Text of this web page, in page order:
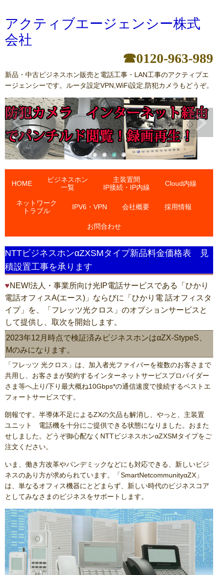
アクティブエージェンシー株式
会社
☎0120-963-989
新品・中古ビジネスホン販売と電話工事・LAN工事のアクティブエ
ージェンシーです。ルータ設定VPN,WiFi設定,防犯カメラもどうぞ。
HOME
ビジネスホン
一覧
主装置間
IP接続・IP内線
Cloud内線
ネットワーク
トラブル
IPV6・VPN 会社概要 採用情報
お問合わせ
NTTビジネスホンαZXSMタイプ新品料金価格表 見
積設置工事を承ります
NEW!法人・事業所向け光IP電話サービスである「ひかり
電話オフィスA(エース)」ならびに「ひかり電 話オフィスタ
イプ」を、「フレッツ光クロス」のオプションサービスと
して提供し、取次を開始します。
2023年12月時点で検証済みビジネスホンはαZX-StypeS、
Mのみになります。
「フレッツ 光クロス」は、加入者光ファイバーを複数のお客さまで
共用し、お客さまが契約するインターネットサービスプロバイダー
さま等へ上り/下り最大概ね10Gbps*の通信速度で接続するベストエ
フォートサービスです。
朗報です。半導体不足によるZXの欠品も解消し、やっと、主装置
ユニット 電話機を十分にご提供できる状態になりました。おまた
せしました。どうぞ御心配なくNTTビジネスホンαZXSMタイプをご
注文ください。
いま、働き方改革やパンデミックなどにも対応できる、新しいビジ
ネスのあり方が求められています。「SmartNetcommunityαZX」
は、単なるオフィス機器にとどまらず、新しい時代のビジネスコア
としてみなさまのビジネスをサポートします。